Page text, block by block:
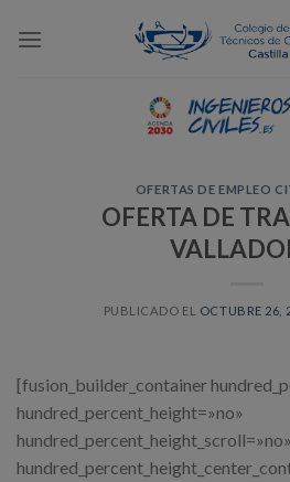
OFERTAS DE EMPLEO
OFERTA DE
PUBLICADO EL OCTUBRE 26,
[fusion_builder_container
hundred_percent_height=»no»
hundred_percent_height_scroll=»no»